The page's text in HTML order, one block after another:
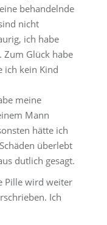
behandelnde
nicht
ich habe
Zum Glück habe
ich kein Kind
meine
Mann
hätte ich
überlebt
dutlich gesagt.
Pille wird weiter
Ich